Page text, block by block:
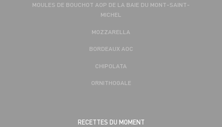
MOULES DE BOUCHOT AOP DE LA BAIE DU MONT-SAINT-
MICHEL
MOZZARELLA
BORDEAUX AOC
CHIPOLATA
ORNITHOGALE
RECETTES DU MOMENT